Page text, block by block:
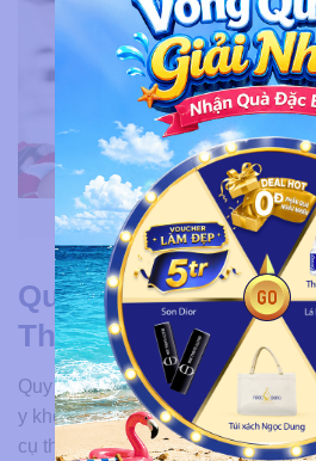
Soi da bằng ánh sáng
Quy trình soi da
Thẩm Mỹ Viện Ngọc
Quy trình tại Thẩm Mỹ Viện Ngọc
y khoa, từ thăm khám lâm sàng
cụ thể. Toàn bộ quá trình hoàn